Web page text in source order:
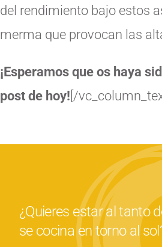
del rendimiento bajo estos
merma que provocan las
¡Esperamos que os haya
post de hoy! [/
¿Quieres estar al tanto
se cocina en torno al